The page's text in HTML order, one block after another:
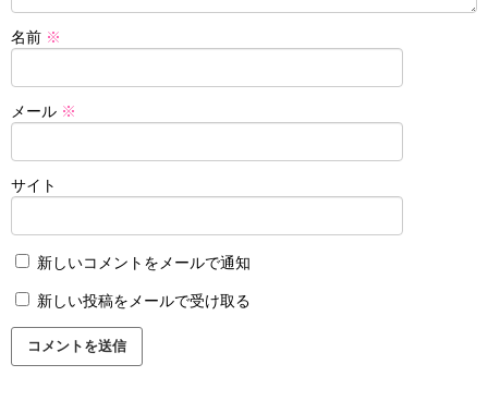
名前 ※
メール ※
サイト
新しいコメントをメールで通知
新しい投稿をメールで受け取る